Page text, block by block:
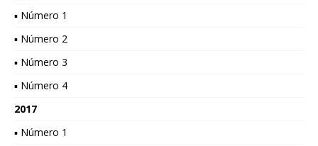
▪ Número 1
▪ Número 2
▪ Número 3
▪ Número 4
2017
▪ Número 1